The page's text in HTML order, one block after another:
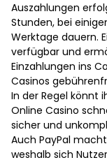
Auszahlungen
Stunden, bei
Werktage dauern.
verfügbar und
Einzahlungen ins
Casinos
In der Regel könnt
Online Casino
sicher und
Auch PayPal
weshalb sich